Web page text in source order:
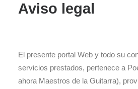
Aviso legal
El presente portal Web y todo su
servicios prestados, pertenece a
ahora Maestros de la Guitarra),